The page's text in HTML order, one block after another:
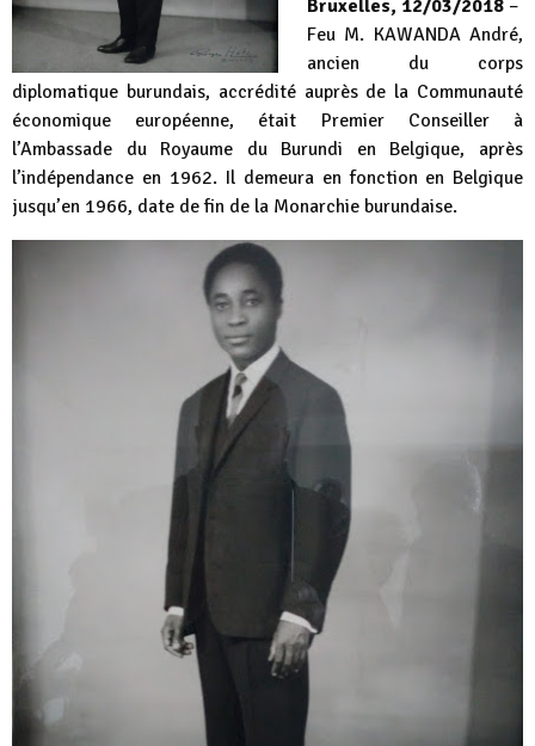
Bruxelles, 12/03/2018 –
Feu M. KAWANDA André,
ancien du corps
diplomatique burundais, accrédité auprès de la Communauté
économique européenne, était Premier Conseiller à
l’Ambassade du Royaume du Burundi en Belgique, après
l’indépendance en 1962. Il demeura en fonction en Belgique
jusqu’en 1966, date de fin de la Monarchie burundaise.